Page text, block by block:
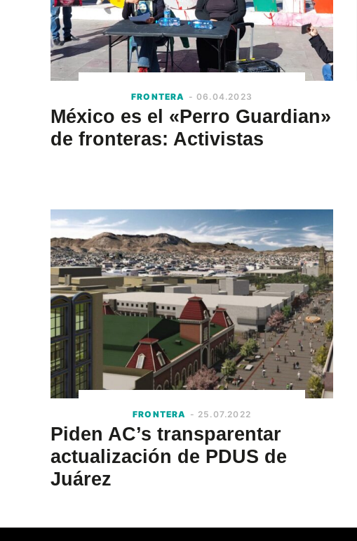
FRONTERA - 06.04.2023
México es el «Perro Guardian»
de fronteras: Activistas
FRONTERA - 25.07.2022
Piden AC’s transparentar
actualización de PDUS de
Juárez